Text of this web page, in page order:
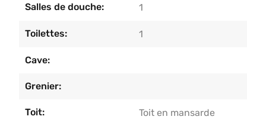
Salles de douche: 1
Toilettes: 1
Cave:
Grenier:
Toit: Toit en mansarde